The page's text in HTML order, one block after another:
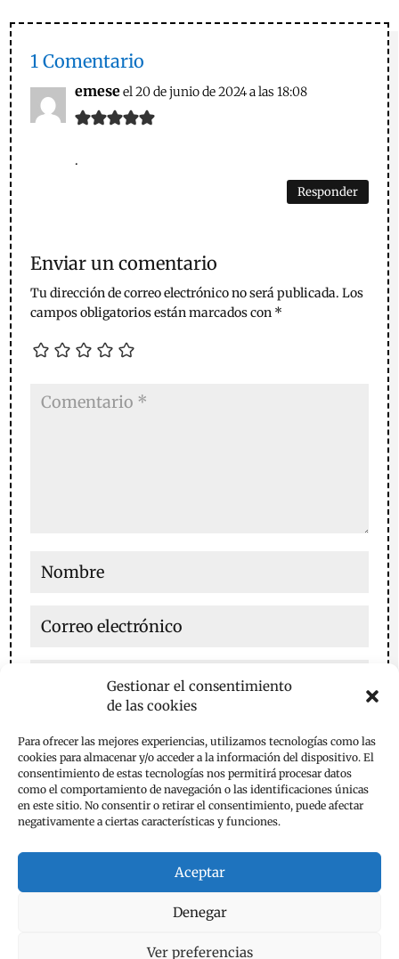
Gestionar el consentimiento
de las cookies
Para ofrecer las mejores experiencias, utilizamos tecnologías como las
cookies para almacenar y/o acceder a la información del dispositivo. El
consentimiento de estas tecnologías nos permitirá procesar datos
como el comportamiento de navegación o las identificaciones únicas
en este sitio. No consentir o retirar el consentimiento, puede afectar
negativamente a ciertas características y funciones.
Aceptar
Denegar
Ver preferencias
1 Comentario
emeseel 20 de junio de 2024 a las 18:08
.
Responder
Enviar un comentario
Tu dirección de correo electrónico no será publicada. Los
campos obligatorios están marcados con *
navegador para la próxima vez que comente.
Enviar comentario
Política de Cookies
Contacta